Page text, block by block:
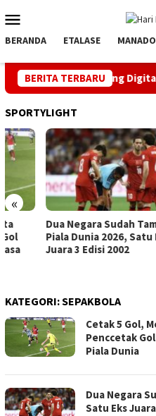
ke
kontenMobile
BERANDA ETALASE MANADO
BERITA TERBARU
RI, PLN Dorong Digitalisasi
SPORTYLIGHT
«
Dua Negara Sudah Tamat di
Piala Dunia 2026, Satu Eks
Juara 3 Edisi 2002
KATEGORI:SEPAKBOLA
Cetak 5 Gol,
Penccetak
Piala Dunia
Dua Negara
Satu Eks